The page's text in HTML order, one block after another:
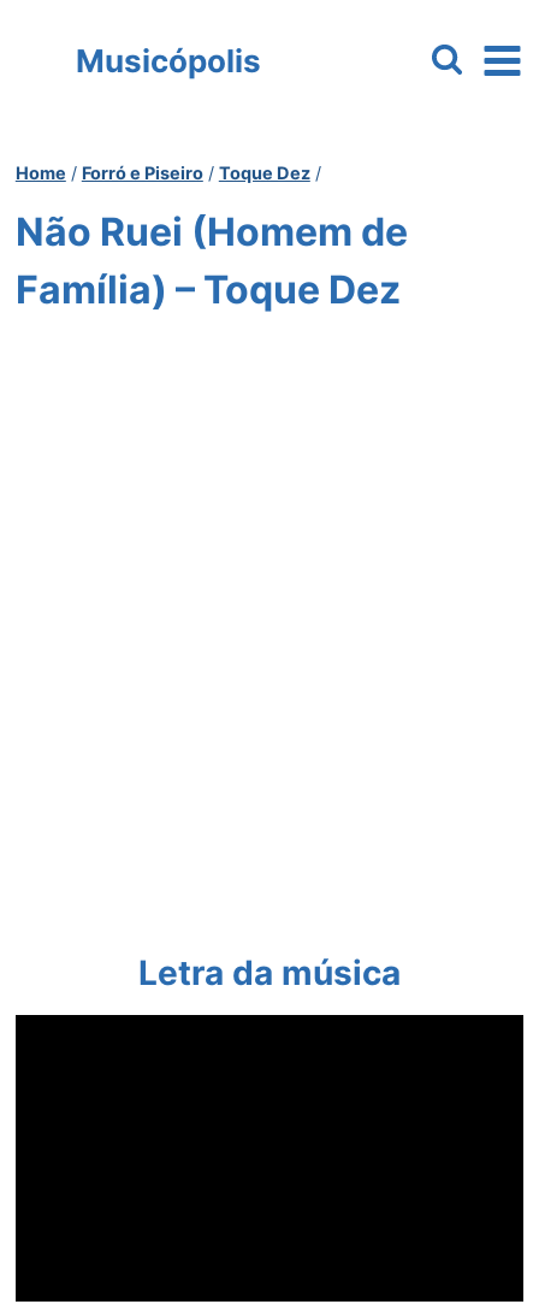
Musicópolis
Home / Forró e Piseiro / Toque Dez /
Não Ruei (Homem de
Família) – Toque Dez
Letra da música